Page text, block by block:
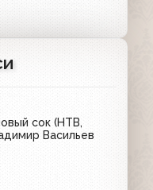
сок (НТВ,
Васильев